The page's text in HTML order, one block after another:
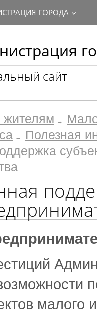
сайт
ГОРОДА
жителям
Полезная
малого